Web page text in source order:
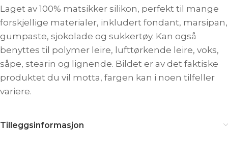
Laget av 100% matsikker silikon, perfekt til mange
forskjellige materialer, inkludert fondant, marsipan,
gumpaste, sjokolade og sukkertøy. Kan også
benyttes til polymer leire, lufttørkende leire, voks,
såpe, stearin og lignende. Bildet er av det faktiske
produktet du vil motta, fargen kan i noen tilfeller
variere.
Tilleggsinformasjon